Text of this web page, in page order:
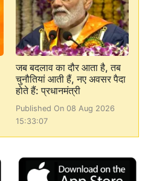
जब बदलाव का दौर आता है, तब
चुनौतियां आती हैं, नए अवसर पैदा
होते हैं: प्रधानमंत्री
Published On 08 Aug 2026
15:33:07